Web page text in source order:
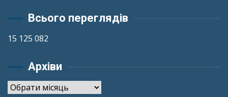
Всього переглядів
15 125 082
Архіви
Архіви